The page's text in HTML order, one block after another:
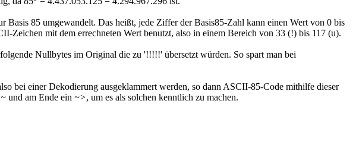
85 umgewandelt. Das heißt, jede Ziffer der Basis85-Zahl kann einen Wert von 0 bis
Zeichen mit dem errechneten Wert benutzt, also in einem Bereich von 33 (!) bis 117 (u).
Nullbytes im Original die zu '!!!!!' übersetzt würden. So spart man bei
bei einer Dekodierung ausgeklammert werden, so dann ASCII-85-Code mithilfe dieser
und am Ende ein ~>, um es als solchen kenntlich zu machen.